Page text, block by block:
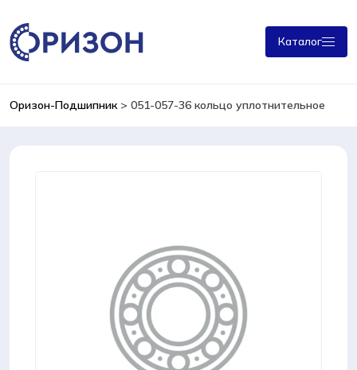
Каталог
Оризон-Подшипник> 051-057-36 кольцо уплотнительное